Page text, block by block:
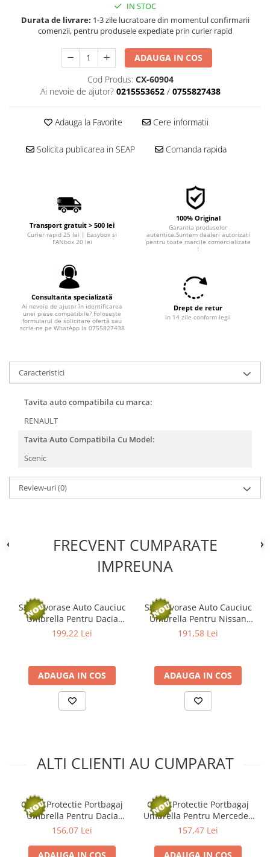
■ Accesorii filtre
■ Filtre combustibil
■ Filtre habitaclu
■ Filtre aditivi
► Piese auto
Filtre
Filtre aditivi
Accesorii filtre
Filtre aer
Filtre combustibil
Filtre habitaclu
Filtre hidraulice
Filtre epurator
Sistem franare
Placute frana
Senzori uzura placute
Tamburi frana
Cablu frana de mana
Bujii incandescente
Kit lant distributie
Curea distributie
Curea transmisie
Busoane/inele etansare
Directie/stabilizare
Cap de bara
Amortizor capota
Amortizor portbagaj/hayon
Amortizor
IN STOC
Durata de livrare: 1-3 zile lucratoare din momentul confirmarii
comenzii, pentru produsele expediate prin curier rapid
ADAUGA IN COS
Cod Produs: CX-60904
Ai nevoie de ajutor? 0215553652 / 0755827438
Adauga la Favorite Cere informatii
Solicita publicarea in SEAP Comanda rapida
Transport gratuit > 500 lei
Curier rapid 25 lei | Easybox si
FANbox 20 lei
100% Original
Garantia produselor
autentice.Suntem dealeri autorizati
pentru toate marcile comercializate
!
Consultanta specializată
Ai nevoie de ajutor în identificarea
unei piese compatibile? Folosește
formularul de solicitare ofertă sau
scrie-ne pe WhatApp la 0755827438
Drept de retur
in 14 zile conform legii
Caracteristici
Tavita auto compatibila cu marca:
RENAULT
Tavita Auto Compatibila Cu Model:
Scenic
Review-uri(0)
FRECVENT CUMPARATE
IMPREUNA
Set Covorase Auto Cauciuc
Umbrella Pentru Dacia
Logan Ii (2012-2020)
199,22 Lei
ADAUGA IN COS
Set Covorase Auto Cauciuc
Umbrella Pentru Nissan
Qashqai I (J10) 2006-2013
191,58 Lei
ADAUGA IN COS
ALTI CLIENTI AU CUMPARAT
Covor Protectie Portbagaj
Umbrella Pentru Dacia
Logan I Sedan (20042012)
156,07 Lei
Covor Protectie Portbagaj
Umbrella Pentru Mercedes
Benz X253 Glc (2015-)
157,47 Lei